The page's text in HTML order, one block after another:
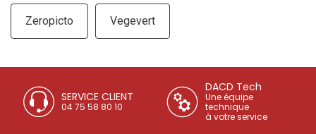
Zeropicto Vegevert
SERVICE CLIENT
04 75 58 80 10
DACD Tech
Une équipe
technique
à votre service